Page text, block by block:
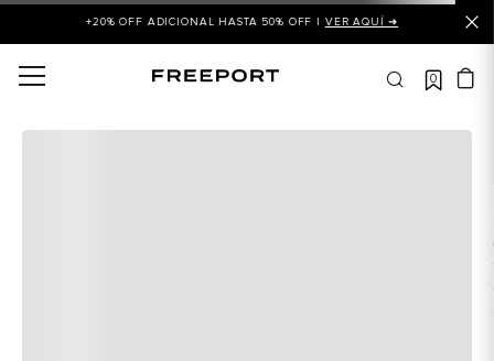
+20% OFF ADICIONAL HASTA 50% OFF | VER AQUÍ ➜
0